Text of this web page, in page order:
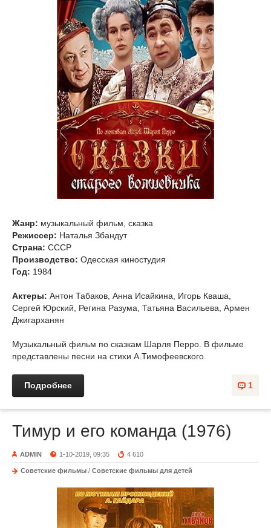
Жанр: музыкальный фильм, сказка
Режиссер: Наталья Збандут
Страна: СССР
Производство: Одесская киностудия
Год: 1984
Актеры: Антон Табаков, Анна Исайкина, Игорь Кваша,
Сергей Юрский, Регина Разума, Татьяна Васильева, Армен
Джигарханян
Музыкальный фильм по сказкам Шарля Перро. В фильме
представлены песни на стихи А.Тимофеевского.
1
Подробнее
Тимур и его команда (1976)
ADMIN 1-10-2019, 09:35 4 610
Советские фильмы / Советские фильмы для детей